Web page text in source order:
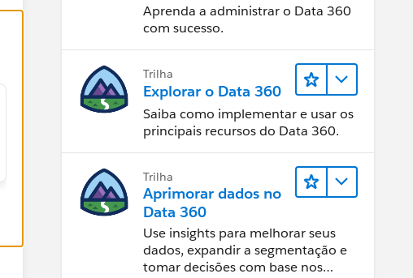
Aprenda a administrar o Data 360
com sucesso.
Trilha
Explorar o Data 360
Saiba como implementar e usar os
principais recursos do Data 360.
Trilha
Aprimorar dados no
Data 360
Use insights para melhorar seus
dados, expandir a segmentação e
tomar decisões com base nos